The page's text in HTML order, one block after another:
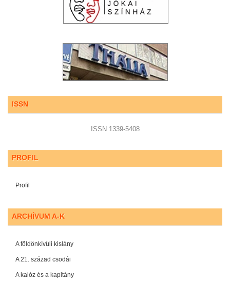
ISSN
ISSN 1339-5408
PROFIL
Profil
ARCHÍVUM A-K
A földönkívüli kislány
A 21. század csodái
A kalóz és a kapitány